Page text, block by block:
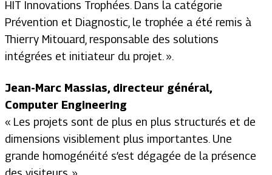
HIT Innovations Trophées. Dans la catégorie
Prévention et Diagnostic, le trophée a été remis à
Thierry Mitouard, responsable des solutions
intégrées et initiateur du projet. ».
Jean-Marc Massias, directeur général,
Computer Engineering
« Les projets sont de plus en plus structurés et de
dimensions visiblement plus importantes. Une
grande homogénéité s’est dégagée de la présence